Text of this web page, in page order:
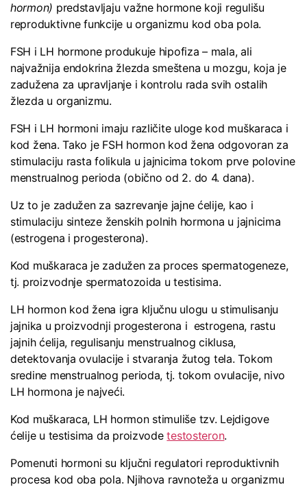
hormon) predstavljaju važne hormone koji regulišu
reproduktivne funkcije u organizmu kod oba pola.
FSH i LH hormone produkuje hipofiza – mala, ali
najvažnija endokrina žlezda smeštena u mozgu, koja je
zadužena za upravljanje i kontrolu rada svih ostalih
žlezda u organizmu.
FSH i LH hormoni imaju različite uloge kod muškaraca i
kod žena. Tako je FSH hormon kod žena odgovoran za
stimulaciju rasta folikula u jajnicima tokom prve polovine
menstrualnog perioda (obično od 2. do 4. dana).
Uz to je zadužen za sazrevanje jajne ćelije, kao i
stimulaciju sinteze ženskih polnih hormona u jajnicima
(estrogena i progesterona).
Kod muškaraca je zadužen za proces spermatogeneze,
tj. proizvodnje spermatozoida u testisima.
LH hormon kod žena igra ključnu ulogu u stimulisanju
jajnika u proizvodnji progesterona i estrogena, rastu
jajnih ćelija, regulisanju menstrualnog ciklusa,
detektovanja ovulacije i stvaranja žutog tela. Tokom
sredine menstrualnog perioda, tj. tokom ovulacije, nivo
LH hormona je najveći.
Kod muškaraca, LH hormon stimuliše tzv. Lejdigove
ćelije u testisima da proizvodetestosteron.
Pomenuti hormoni su ključni regulatori reproduktivnih
procesa kod oba pola. Njihova ravnoteža u organizmu